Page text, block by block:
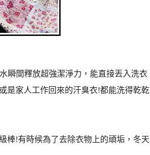
瞬間釋放超強潔淨力，能直接丟入洗衣
是家人工作回來的汗臭衣!都能洗得乾乾
棒!有時候為了去除衣物上的頑垢，冬天